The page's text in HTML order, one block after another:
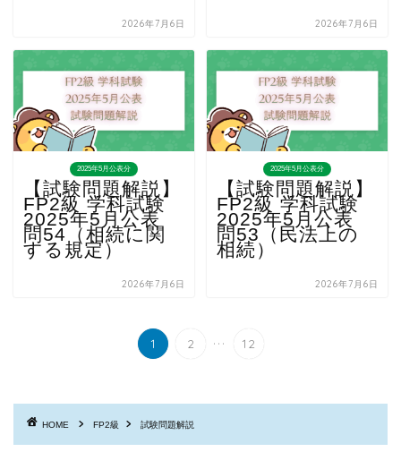
2026年7月6日 2026年7月6日
2025年5月公表分
【試験問題解説】
FP2級 学科試験
2025年5月公表
問54（相続に関
する規定）
2026年7月6日
2025年5月公表分
【試験問題解説】
FP2級 学科試験
2025年5月公表
問53（民法上の
相続）
2026年7月6日
1 2 ... 12
HOME FP2級 試験問題解説